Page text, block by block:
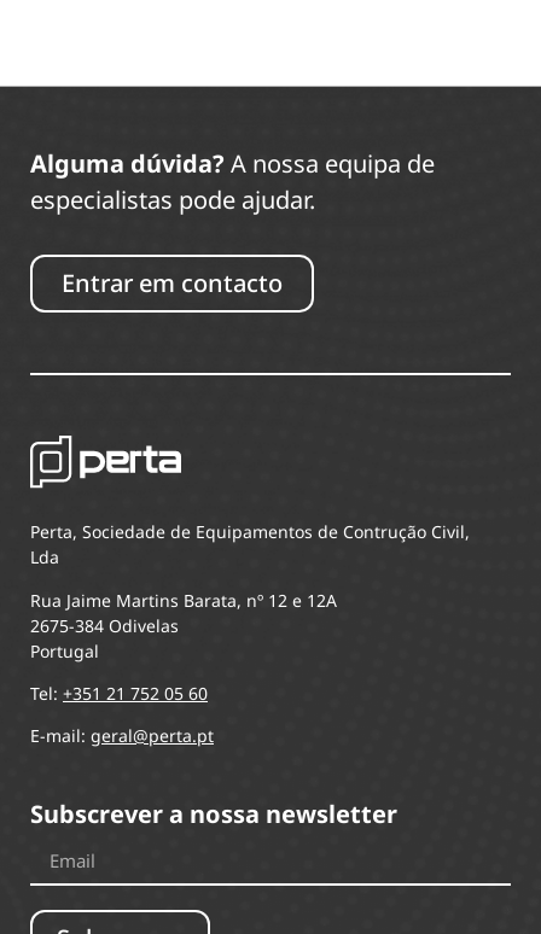
Alguma dúvida? A nossa equipa de
especialistas pode ajudar.
Entrar em contacto
Perta, Sociedade de Equipamentos de Contrução Civil,
Lda
Rua Jaime Martins Barata, nº 12 e 12A
2675-384 Odivelas
Portugal
Tel: +351 21 752 05 60
E-mail: geral@perta.pt
Subscrever a nossa newsletter